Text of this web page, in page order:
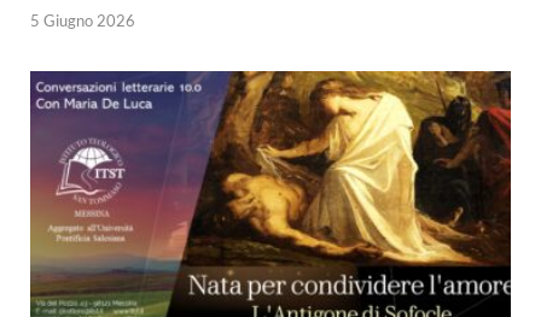
5 Giugno 2026